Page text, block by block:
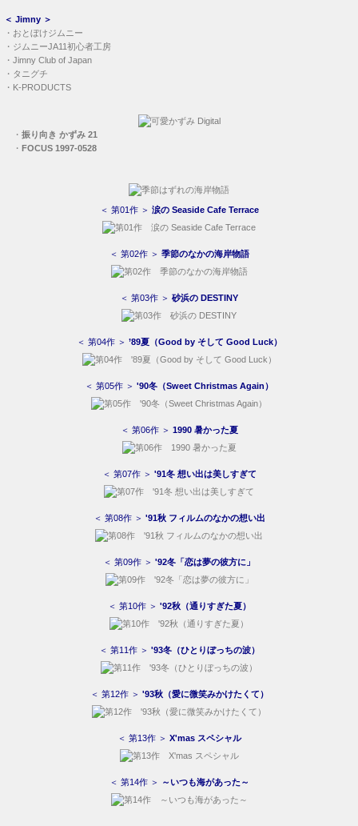
＜ Jimny ＞
・ おとぼけジムニー
・ ジムニーJA11初心者工房
・ Jimny Club of Japan
・ タニグチ
・ K-PRODUCTS
・ 振り向き かずみ 21
・ FOCUS 1997-0528
＜ 第01作 ＞ 涙の Seaside Cafe Terrace
＜ 第02作 ＞ 季節のなかの海岸物語
＜ 第03作 ＞ 砂浜の DESTINY
＜ 第04作 ＞ ’89夏（Good by そして Good Luck）
＜ 第05作 ＞ '90冬（Sweet Christmas Again）
＜ 第06作 ＞ 1990 暑かった夏
＜ 第07作 ＞ '91冬 想い出は美しすぎて
＜ 第08作 ＞ '91秋 フィルムのなかの想い出
＜ 第09作 ＞ '92冬「恋は夢の彼方に」
＜ 第10作 ＞ '92秋（通りすぎた夏）
＜ 第11作 ＞ '93冬（ひとりぼっちの波）
＜ 第12作 ＞ '93秋（愛に微笑みかけたくて）
＜ 第13作 ＞ X'mas スペシャル
＜ 第14作 ＞ ～いつも海があった～